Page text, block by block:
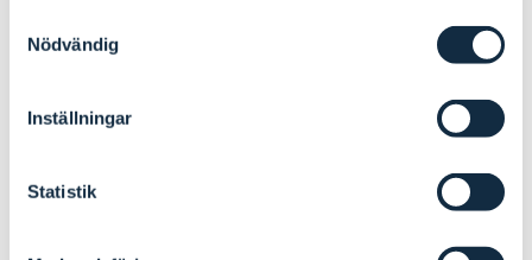
Nödvändig
Inställningar
Statistik
Medlemmer